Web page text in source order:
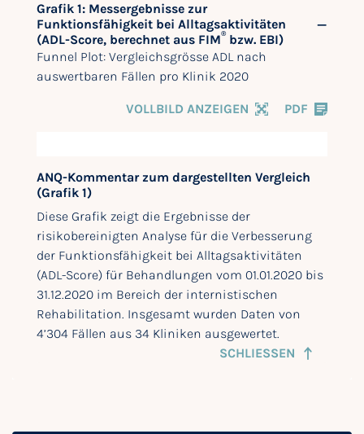
Grafik 1: Messergebnisse zur
Funktionsfähigkeit bei Alltagsaktivitäten
(ADL-Score, berechnet aus FIM® bzw. EBI)
Funnel Plot: Vergleichsgrösse ADL nach
auswertbaren Fällen pro Klinik 2020
VOLLBILD ANZEIGEN PDF
ANQ-Kommentar zum dargestellten Vergleich
(Grafik 1)
Diese Grafik zeigt die Ergebnisse der
risikobereinigten Analyse für die Verbesserung
der Funktionsfähigkeit bei Alltagsaktivitäten
(ADL-Score) für Behandlungen vom 01.01.2020 bis
31.12.2020 im Bereich der internistischen
Rehabilitation. Insgesamt wurden Daten von
4’304 Fällen aus 34 Kliniken ausgewertet.
SCHLIESSEN